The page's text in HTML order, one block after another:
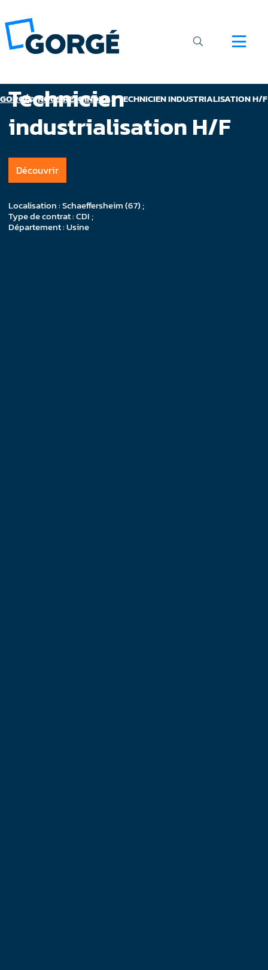
GORGÉ>NOUS REJOINDRE>TECHNICIEN INDUSTRIALISATION H/F
Technicien
industrialisation H/F
Découvrir
Localisation : Schaeffersheim (67) ;
Type de contrat : CDI ;
Département : Usine